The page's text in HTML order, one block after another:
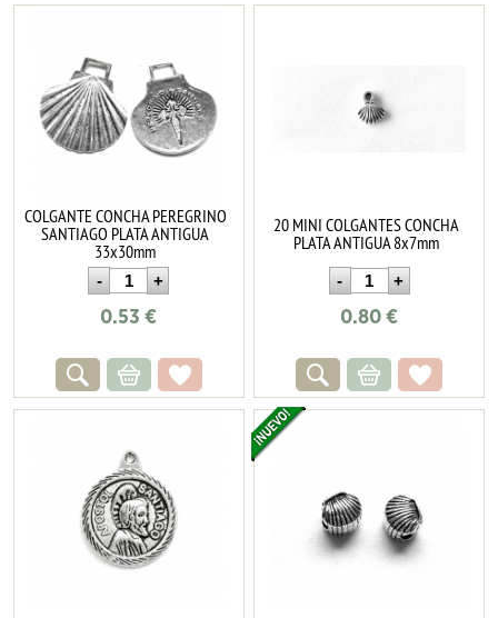
COLGANTE CONCHA PEREGRINO
SANTIAGO PLATA ANTIGUA
33x30mm
0.53 €
20 MINI COLGANTES CONCHA
PLATA ANTIGUA 8x7mm
0.80 €